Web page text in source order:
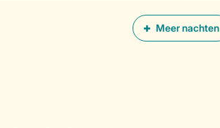
Meer nachten